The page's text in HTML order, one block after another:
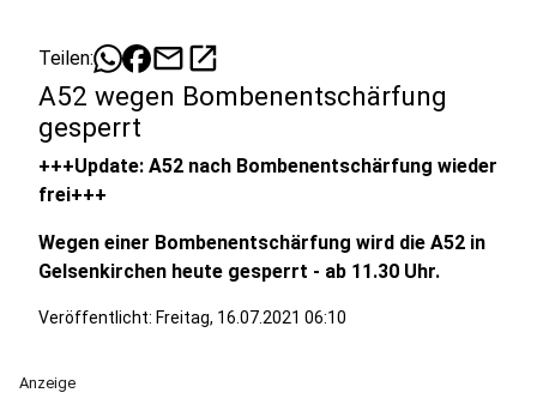
Teilen: mailopen_in_new
A52 wegen Bombenentschärfung
gesperrt
+++Update: A52 nach Bombenentschärfung wieder
frei+++
Wegen einer Bombenentschärfung wird die A52 in
Gelsenkirchen heute gesperrt - ab 11.30 Uhr.
Veröffentlicht: Freitag, 16.07.2021 06:10
Anzeige